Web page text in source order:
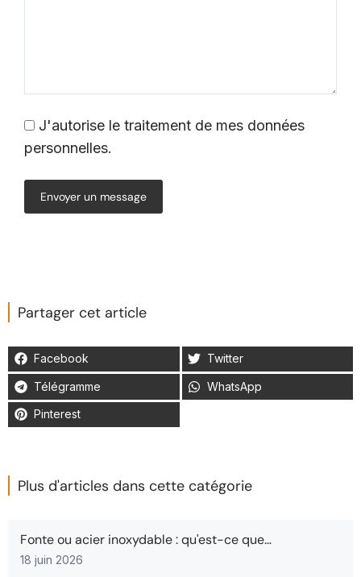
J'autorise le traitement de mes données
personnelles.
Envoyer un message
Partager cet article
Facebook Twitter
Télégramme WhatsApp
Pinterest
Plus d'articles dans cette catégorie
Fonte ou acier inoxydable : qu'est-ce que…
18 juin 2026